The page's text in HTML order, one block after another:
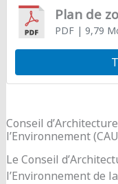
Plan de
PDF| 9,79
Conseil
l’Environnement
Le Conseil
l’Environnement de